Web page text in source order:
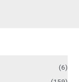
(6)